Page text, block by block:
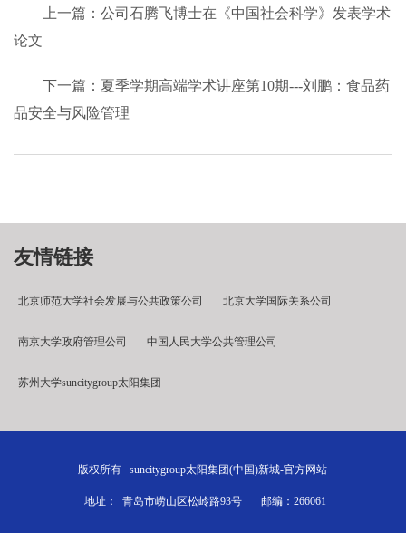
上一篇：公司石腾飞博士在《中国社会科学》发表学术
论文
下一篇：夏季学期高端学术讲座第10期---刘鹏：食品药
品安全与风险管理
友情链接
北京师范大学社会发展与公共政策公司 北京大学国际关系公司
南京大学政府管理公司 中国人民大学公共管理公司
苏州大学suncitygroup太阳集团
版权所有 suncitygroup太阳集团(中国)新城-官方网站
地址： 青岛市崂山区松岭路93号 邮编：266061